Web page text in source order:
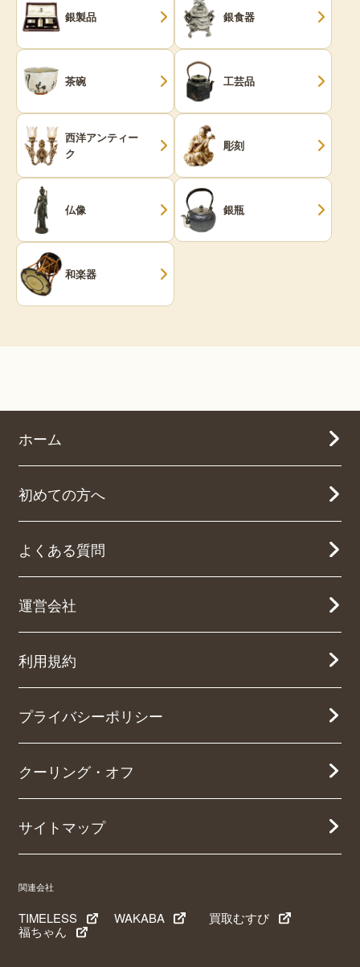
銀製品 銀食器
茶碗 工芸品
西洋アンティー
ク
彫刻
仏像 銀瓶
和楽器
ホーム
初めての方へ
よくある質問
運営会社
利用規約
プライバシーポリシー
クーリング・オフ
サイトマップ
関連会社
TIMELESS WAKABA
買取むすび
福ちゃん